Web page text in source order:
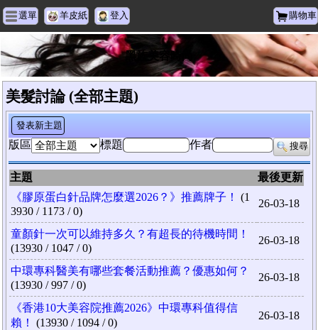
選單 羊皮紙 登入 購物車
黑族美容時尚
美髮討論 (全部主題)
發表新主題
版區 標題 作者 搜尋
主題
最後更新
《膠原蛋白針品牌怎麼選2026？》推薦牌子！
(1
3930 / 1173 / 0)
26-03-18
童顏針一次可以維持多久？有超長的待機時間！
(13930 / 1047 / 0)
26-03-18
中環專科醫美有哪些套餐活動推薦？優惠如何？
(13930 / 997 / 0)
26-03-18
《香港10大美容院推薦2026》中環專科值得信
賴！
(13930 / 1094 / 0)
26-03-18